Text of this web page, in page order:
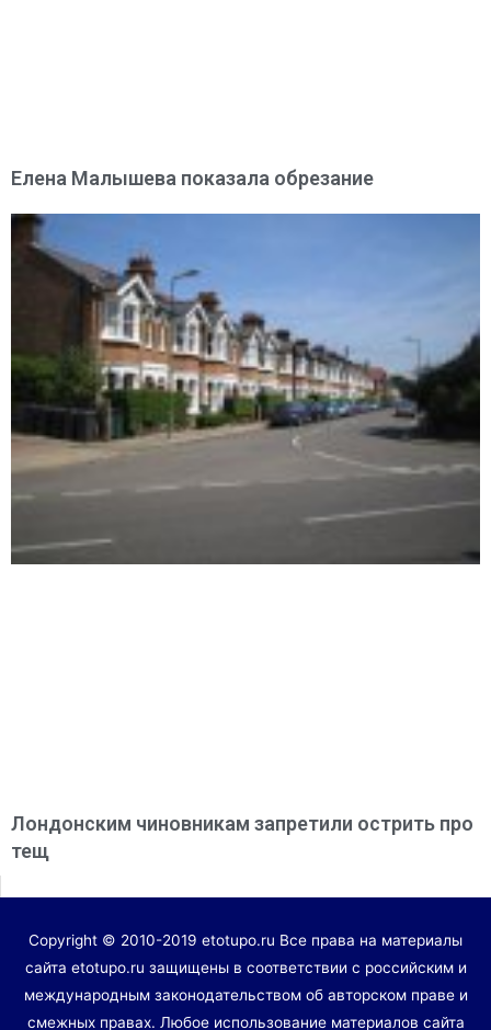
Елена Малышева показала обрезание
Лондонским чиновникам запретили острить про
тещ
Copyright © 2010-2019 etotupo.ru Все права на материалы
сайта etotupo.ru защищены в соответствии с российским и
международным законодательством об авторском праве и
смежных правах. Любое использование материалов сайта